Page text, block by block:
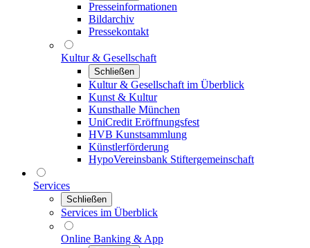
Presseinformationen
Bildarchiv
Pressekontakt
Kultur & Gesellschaft
Schließen
Kultur & Gesellschaft im Überblick
Kunst & Kultur
Kunsthalle München
UniCredit Eröffnungsfest
HVB Kunstsammlung
Künstlerförderung
HypoVereinsbank Stiftergemeinschaft
Services
Schließen
Services im Überblick
Online Banking & App